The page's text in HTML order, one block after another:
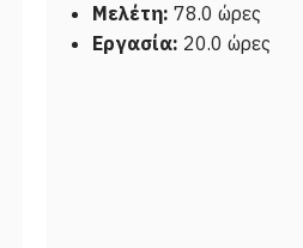
Μελέτη: 78.0 ώρες
Εργασία: 20.0 ώρες